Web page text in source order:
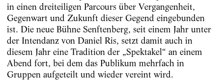
in einen dreiteiligen Parcours über Vergangenheit,
Gegenwart und Zukunft dieser Gegend eingebunden
ist. Die neue Bühne Senftenberg, seit einem Jahr unter
der Intendanz von Daniel Ris, setzt damit auch in
diesem Jahr eine Tradition der „Spektakel“ an einem
Abend fort, bei dem das Publikum mehrfach in
Gruppen aufgeteilt und wieder vereint wird.